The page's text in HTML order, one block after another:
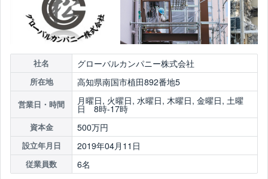
社名 グローバルカンパニー株式会社
所在地 高知県南国市植田892番地5
営業日・時間 月曜日, 火曜日, 水曜日, 木曜日, 金曜日, 土曜
日 8時-17時
資本金 500万円
設立年月日 2019年04月11日
従業員数 6名